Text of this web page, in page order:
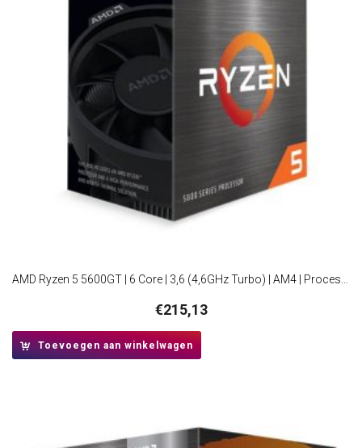
AMD Ryzen 5 5600GT | 6 Core | 3,6 (4,6GHz Turbo) | AM4 | Processor | CPU
€215,13
Toevoegen aan winkelwagen